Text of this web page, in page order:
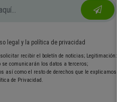
legal y la política de privacidad
solicitar recibir el boletín de noticias; Legitimación:
comunicarán los datos a terceros;
así como el resto de derechos que le explicamos
de Privacidad.